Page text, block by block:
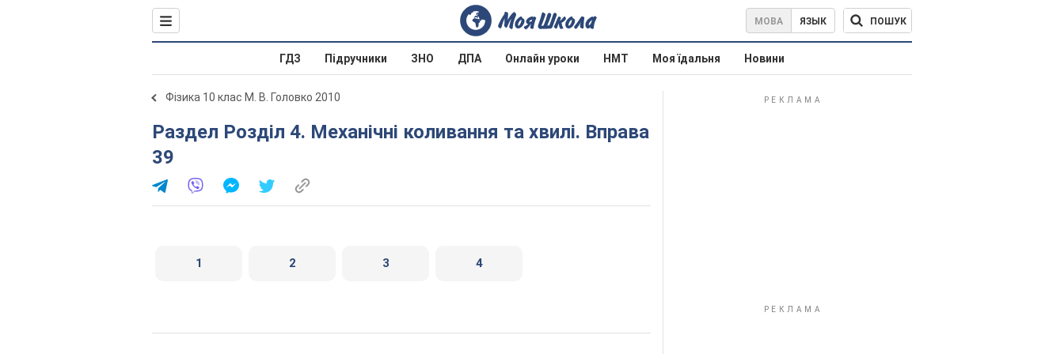
МОВА ЯЗЫК ПОШУК
ГДЗ Підручники ЗНО ДПА Онлайн уроки НМТ Моя їдальня Новини
Фізика 10 клас М. В. Головко 2010
Раздел Розділ 4. Механічні коливання та хвилі. Вправа
39
1 2 3 4